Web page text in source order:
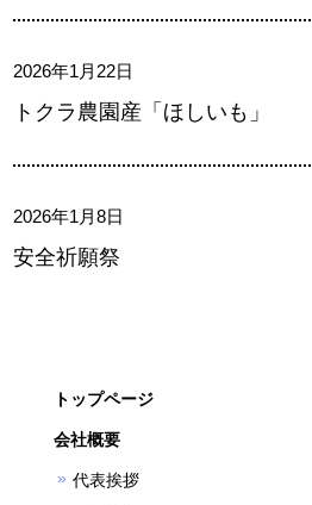
2026年1月22日
トクラ農園産「ほしいも」
2026年1月8日
安全祈願祭
トップページ
会社概要
代表挨拶